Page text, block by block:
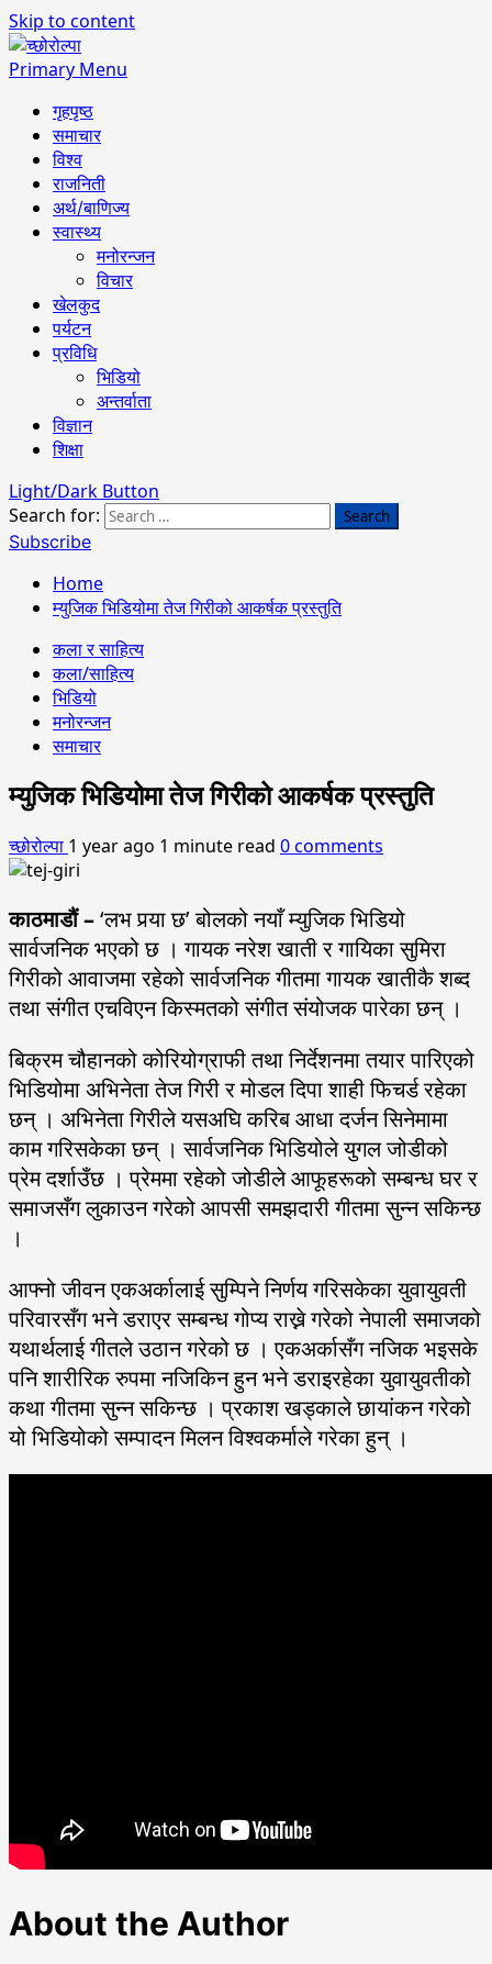
Skip to content
Primary Menu
गृहपृष्ठ
समाचार
विश्व
राजनिती
अर्थ/बाणिज्य
स्वास्थ्य
मनोरन्जन
विचार
खेलकुद
पर्यटन
प्रविधि
भिडियो
अन्तर्वाता
विज्ञान
शिक्षा
Light/Dark Button
Search for:
Subscribe
Home
म्युजिक भिडियोमा तेज गिरीको आकर्षक प्रस्तुति
कला र साहित्य
कला/साहित्य
भिडियो
मनोरन्जन
समाचार
म्युजिक भिडियोमा तेज गिरीको आकर्षक प्रस्तुति
च्छोरोल्पा 1 year ago 1 minute read 0 comments
काठमाडौं –‘लभ पर्‍या छ’ बोलको नयाँ म्युजिक भिडियो
सार्वजनिक भएको छ । गायक नरेश खाती र गायिका सुमिरा
गिरीको आवाजमा रहेको सार्वजनिक गीतमा गायक खातीकै शब्द
तथा संगीत एचविएन किस्मतको संगीत संयोजक पारेका छन् ।
बिक्रम चौहानको कोरियोग्राफी तथा निर्देशनमा तयार पारिएको
भिडियोमा अभिनेता तेज गिरी र मोडल दिपा शाही फिचर्ड रहेका
छन् । अभिनेता गिरीले यसअघि करिब आधा दर्जन सिनेमामा
काम गरिसकेका छन् । सार्वजनिक भिडियोले युगल जोडीको
प्रेम दर्शाउँछ । प्रेममा रहेको जोडीले आफूहरूको सम्बन्ध घर र
समाजसँग लुकाउन गरेको आपसी समझदारी गीतमा सुन्न सकिन्छ
।
आफ्नो जीवन एकअर्कालाई सुम्पिने निर्णय गरिसकेका युवायुवती
परिवारसँग भने डराएर सम्बन्ध गोप्य राख्ने गरेको नेपाली समाजको
यथार्थलाई गीतले उठान गरेको छ । एकअर्कासँग नजिक भइसके
पनि शारीरिक रुपमा नजिकिन हुन भने डराइरहेका युवायुवतीको
कथा गीतमा सुन्न सकिन्छ । प्रकाश खड्काले छायांकन गरेको
यो भिडियोको सम्पादन मिलन विश्वकर्माले गरेका हुन् ।
About the Author